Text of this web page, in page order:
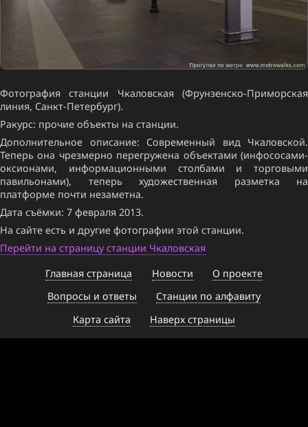
Фотография станции Чкаловская (Фрунзенско-Приморская
линия, Санкт-Петербург).
Ракурс: прочие объекты на станции.
Дополнительное описание: Современный вид Чкаловской.
Теперь она чрезмерно перегружена объектами (инфососами-
оксионами, информационными столбами и торговыми
павильонами), теперь художественная разметка на
платформе почти незаметна.
Дата съёмки: 7 февраля 2013.
На сайте есть и другие фотографии этой станции.
Перейти на страницу станции Чкаловская
Главная страница
Новости
О проекте
Вопросы и ответы
Станции по алфавиту
Карта сайта
Наверх страницы